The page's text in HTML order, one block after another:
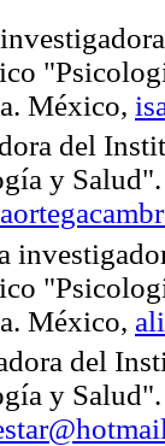
México,
del
y
México,
del
y